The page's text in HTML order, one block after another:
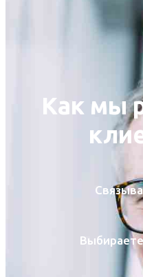
Как мы